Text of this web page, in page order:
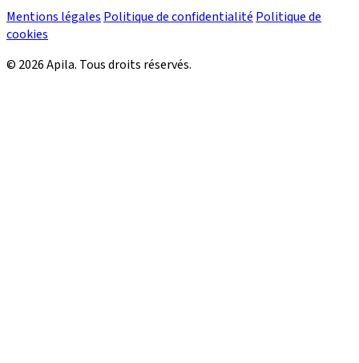
Mentions légales Politique de confidentialité Politique de
cookies
© 2026 Apila. Tous droits réservés.